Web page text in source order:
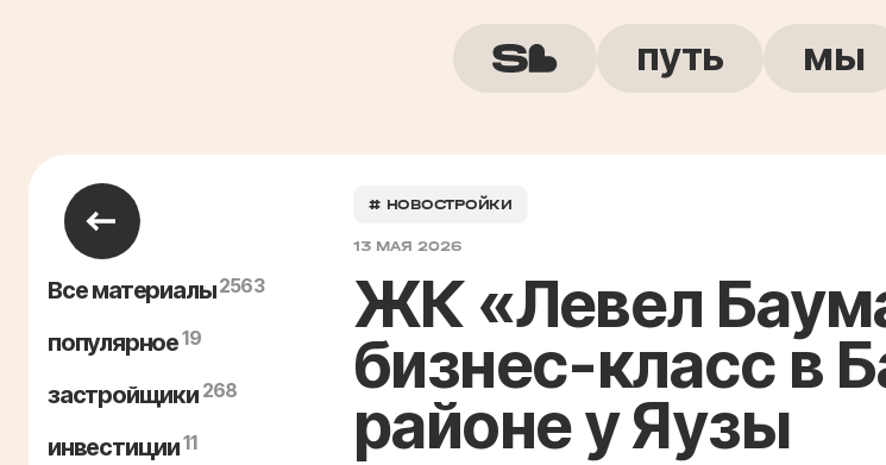
путь мы
Все материалы2563
популярное19
застройщики 268
инвестиции11
# НОВОСТРОЙКИ
13 МАЯ 2026
ЖК «Левел
бизнес-класс в
районе у Яузы